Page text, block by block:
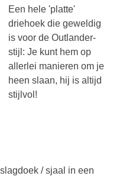
Een hele 'platte'
driehoek die geweldig
is voor de Outlander-
stijl: Je kunt hem op
allerlei manieren om je
heen slaan, hij is altijd
stijlvol!
/ sjaal in een